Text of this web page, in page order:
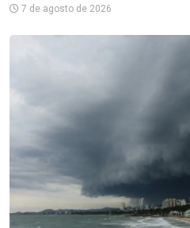
7 de agosto de 2026